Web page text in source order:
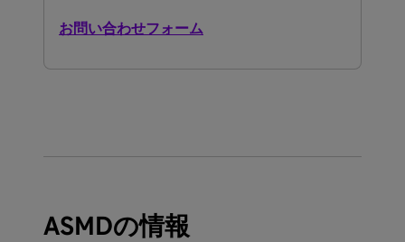
お問い​合わせフォーム
ASMDの情報